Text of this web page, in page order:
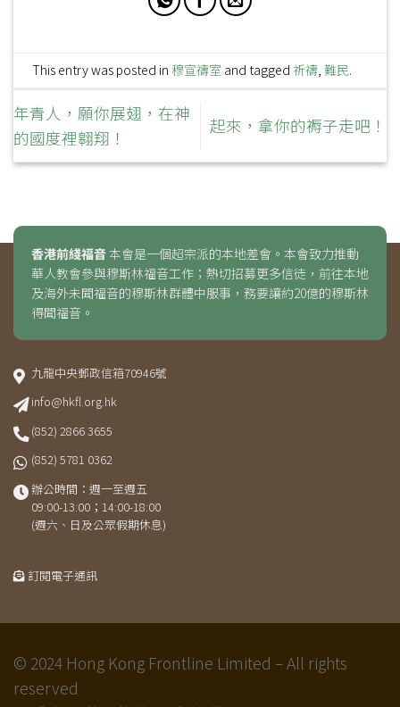
This entry was posted in穆宣禱室 and tagged祈禱,難民.
年青人，願你展翅，在神
的國度裡翱翔！
起來，拿你的褥子走吧！
香港前綫福音本會是一個超宗派的本地差會。本會致力推動
華人教會參與穆斯林福音工作；熱切招募更多信徒，前往本地
及海外未聞福音的穆斯林群體中服事，務要讓約20億的穆斯林
得聞福音。
九龍中央郵政信箱70946號
info@hkfl.org.hk
(852) 2866 3655
(852) 5781 0362
辦公時間：週一至週五
09:00-13:00；14:00-18:00
(週六、日及公眾假期休息)
訂閱電子通訊
© 2024 Hong Kong Frontline Limited – All rights
reserved